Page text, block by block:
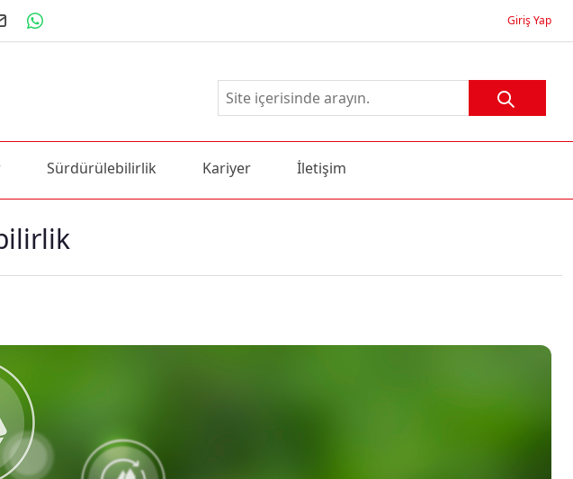
Giriş Yap
Sürdürülebilirlik Kariyer İletişim